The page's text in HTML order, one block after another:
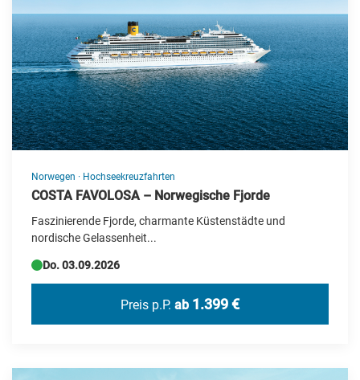
Norwegen · Hochseekreuzfahrten
COSTA FAVOLOSA – Norwegische Fjorde
Faszinierende Fjorde, charmante Küstenstädte und
nordische Gelassenheit...
Do. 03.09.2026
Preis p.P. ab 1.399 €